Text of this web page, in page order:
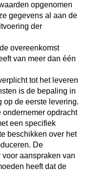
opgenomen
gegevens al aan de
der
overeenkomst
van meer dan één
tot het leveren
is de bepaling in
op de eerste levering.
ondernemer opdracht
een specifiek
beschikken over het
De
aanspraken van
heeft dat de